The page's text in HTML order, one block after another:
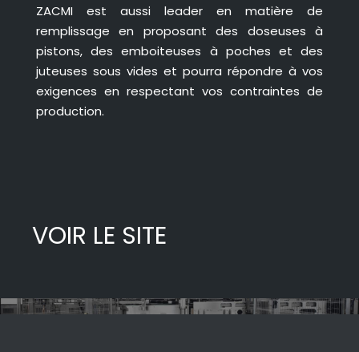
ZACMI est aussi leader en matière de
remplissage en proposant des doseuses à
pistons, des emboiteuses à poches et des
juteuses sous vides et pourra répondre à vos
exigences en respectant vos contraintes de
production.
VOIR LE SITE